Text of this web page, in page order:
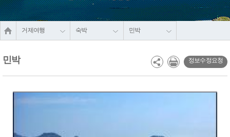
거제여행 숙박 민박
민박 정보수정요청